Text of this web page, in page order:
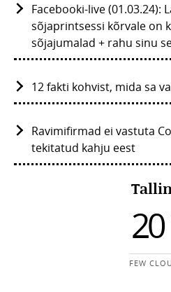
Facebooki-live (01.03.24):
sõjaprintsessi kõrvale on
sõjajumalad + rahu sinu
12 fakti kohvist, mida sa
Ravimifirmad ei vastuta
tekitatud kahju eest
20
FEW